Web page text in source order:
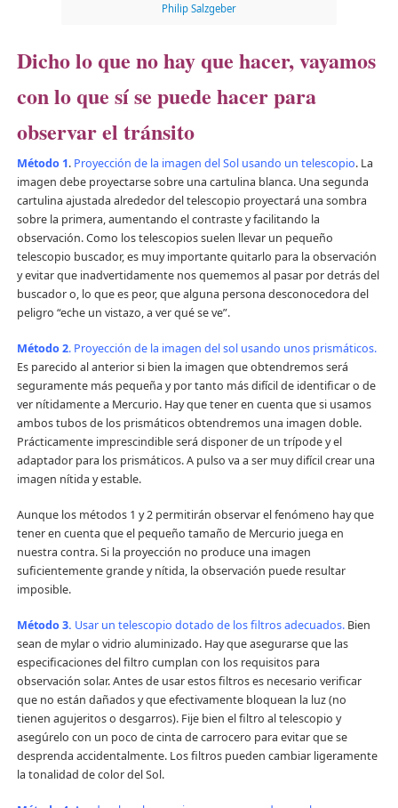
Philip Salzgeber
Dicho lo que no hay que hacer, vayamos
con lo que sí se puede hacer para
observar el tránsito
Método 1. Proyección de la imagen del Sol usando un telescopio. La
imagen debe proyectarse sobre una cartulina blanca. Una segunda
cartulina ajustada alrededor del telescopio proyectará una sombra
sobre la primera, aumentando el contraste y facilitando la
observación. Como los telescopios suelen llevar un pequeño
telescopio buscador, es muy importante quitarlo para la observación
y evitar que inadvertidamente nos quememos al pasar por detrás del
buscador o, lo que es peor, que alguna persona desconocedora del
peligro “eche un vistazo, a ver qué se ve”.
Método 2. Proyección de la imagen del sol usando unos prismáticos.
Es parecido al anterior si bien la imagen que obtendremos será
seguramente más pequeña y por tanto más difícil de identificar o de
ver nítidamente a Mercurio. Hay que tener en cuenta que si usamos
ambos tubos de los prismáticos obtendremos una imagen doble.
Prácticamente imprescindible será disponer de un trípode y el
adaptador para los prismáticos. A pulso va a ser muy difícil crear una
imagen nítida y estable.
Aunque los métodos 1 y 2 permitirán observar el fenómeno hay que
tener en cuenta que el pequeño tamaño de Mercurio juega en
nuestra contra. Si la proyección no produce una imagen
suficientemente grande y nítida, la observación puede resultar
imposible.
Método 3. Usar un telescopio dotado de los filtros adecuados.Bien
sean de mylar o vidrio aluminizado. Hay que asegurarse que las
especificaciones del filtro cumplan con los requisitos para
observación solar. Antes de usar estos filtros es necesario verificar
que no están dañados y que efectivamente bloquean la luz (no
tienen agujeritos o desgarros). Fije bien el filtro al telescopio y
asegúrelo con un poco de cinta de carrocero para evitar que se
desprenda accidentalmente. Los filtros pueden cambiar ligeramente
la tonalidad de color del Sol.